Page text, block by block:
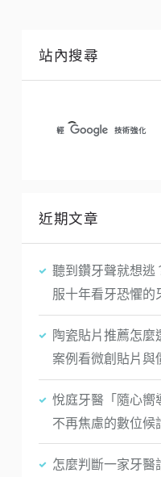
站內搜尋
近期文章
聽到鑽牙聲就想
服十年看牙恐懼
陶瓷貼片推薦怎麼
案例看微創貼片與
悅庭牙醫「隨心
不再焦慮的數位候
怎麼判斷一家牙